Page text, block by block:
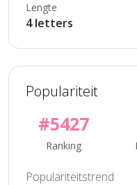
Lengte
4 letters
Populariteit
#5427
Ranking
Populariteitstrend